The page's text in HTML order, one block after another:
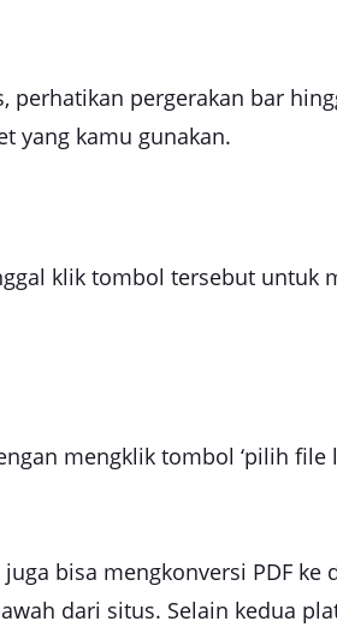
pergerakan bar
yang kamu gunakan.
klik tombol tersebut untuk
mengklik tombol ‘pilih file
bisa mengkonversi PDF ke
dari situs. Selain kedua